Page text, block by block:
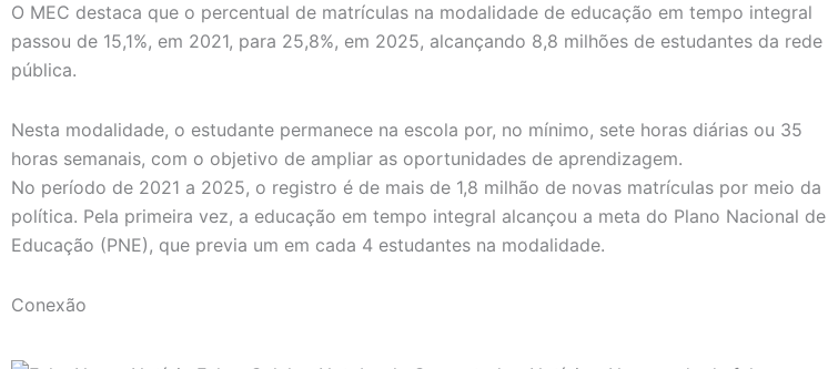
O MEC destaca que o percentual de matrículas na modalidade de educação em tempo integral
passou de 15,1%, em 2021, para 25,8%, em 2025, alcançando 8,8 milhões de estudantes da rede
pública.
Nesta modalidade, o estudante permanece na escola por, no mínimo, sete horas diárias ou 35
horas semanais, com o objetivo de ampliar as oportunidades de aprendizagem.
No período de 2021 a 2025, o registro é de mais de 1,8 milhão de novas matrículas por meio da
política. Pela primeira vez, a educação em tempo integral alcançou a meta do Plano Nacional de
Educação (PNE), que previa um em cada 4 estudantes na modalidade.
Conexão